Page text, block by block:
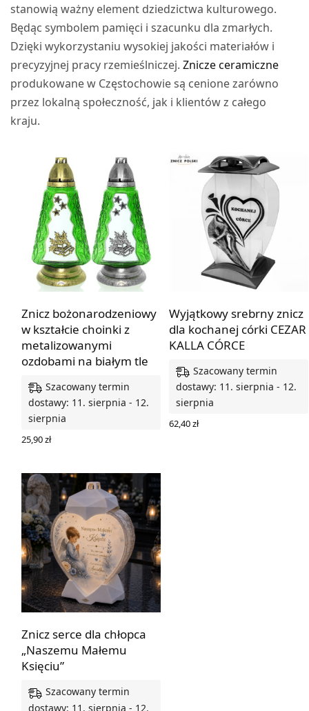
stanowią ważny element dziedzictwa kulturowego.
Będąc symbolem pamięci i szacunku dla zmarłych.
Dzięki wykorzystaniu wysokiej jakości materiałów i
precyzyjnej pracy rzemieślniczej.Znicze ceramiczne
produkowane w Częstochowie są cenione zarówno
przez lokalną społeczność, jak i klientów z całego
kraju.
Znicz bożonarodzeniowy
w kształcie choinki z
metalizowanymi
ozdobami na białym tle
Szacowany termin
dostawy: 11. sierpnia - 12.
sierpnia
25,90zł
Wyjątkowy srebrny znicz
dla kochanej córki CEZAR
KALLA CÓRCE
Szacowany termin
dostawy: 11. sierpnia - 12.
sierpnia
62,40zł
Znicz serce dla chłopca
„Naszemu Małemu
Księciu”
Szacowany termin
dostawy: 11. sierpnia - 12.